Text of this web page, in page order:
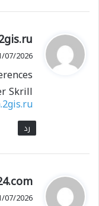
ي
ق
ل
11/07/2026 الساعة
Skrill
رد
ي
ق
11/07/2026 الساعة